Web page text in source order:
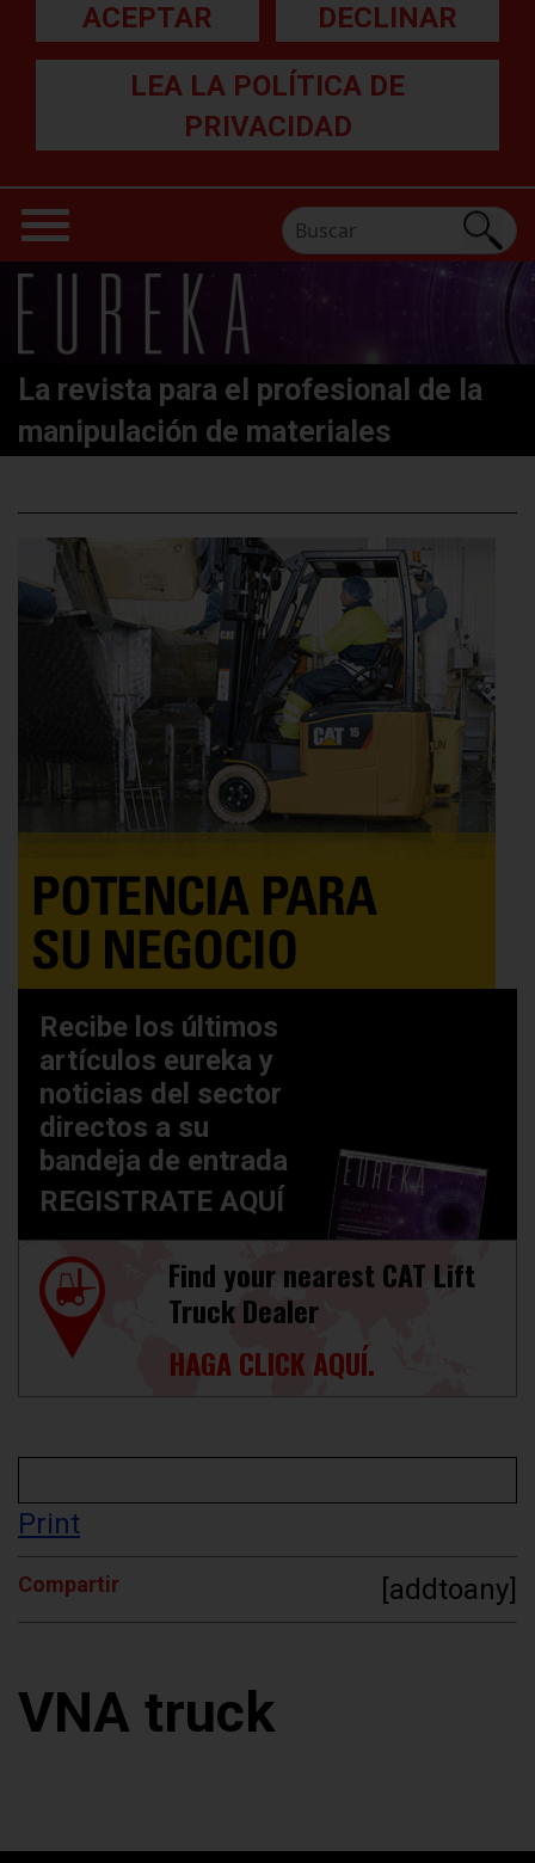
ACEPTAR DECLINAR
LEA LA POLÍTICA DE
PRIVACIDAD
La revista para el profesional de la
manipulación de materiales
Recibe los últimos
artículos eureka y
noticias del sector
directos a su
bandeja de entrada
REGISTRATE AQUÍ
Find your nearest CAT Lift
Truck Dealer
HAGA CLICK AQUÍ.
Print
Compartir [addtoany]
VNA truck